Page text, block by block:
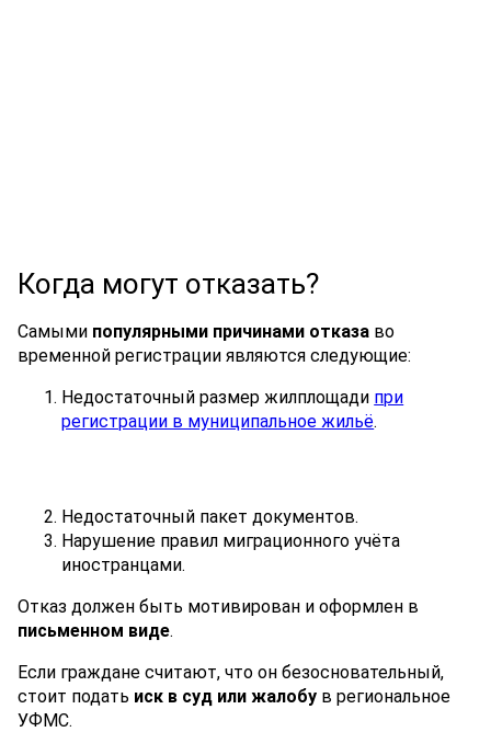
Когда могут отказать?
Самыми популярными причинами отказа во
временной регистрации являются следующие:
Недостаточный размер жилплощади при
регистрации в муниципальное жильё.
Недостаточный пакет документов.
Нарушение правил миграционного учёта
иностранцами.
Отказ должен быть мотивирован и оформлен в
письменном виде.
Если граждане считают, что он безосновательный,
стоит подать иск в суд или жалобу в региональное
УФМС.